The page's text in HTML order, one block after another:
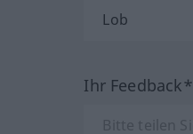
Ihr Feedback*